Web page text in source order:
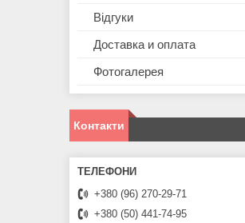
Відгуки
Доставка и оплата
Фотогалерея
Контакти
+380 (96) 270-29-71
+380 (50) 441-74-95